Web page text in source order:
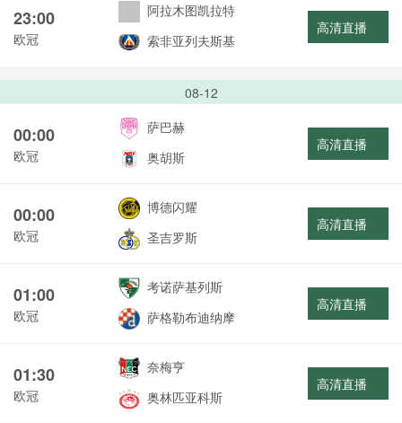
23:00
欧冠
阿拉木图凯拉特
索非亚列夫斯基
高清直播
08-12
00:00
欧冠
萨巴赫
奥胡斯
高清直播
00:00
欧冠
博德闪耀
圣吉罗斯
高清直播
01:00
欧冠
考诺萨基列斯
萨格勒布迪纳摩
高清直播
01:30
欧冠
奈梅亨
奥林匹亚科斯
高清直播